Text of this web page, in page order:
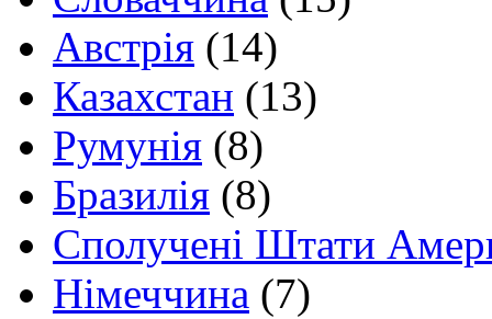
Австрія (14)
Казахстан (13)
Румунія (8)
Бразилія (8)
Сполучені Штати
Німеччина (7)